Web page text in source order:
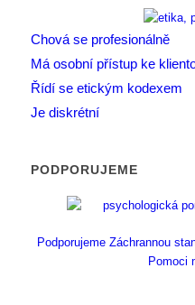
Chová se profesionálně
Má osobní přístup ke
Řídí se etickým kodexem
Je diskrétní
PODPORUJEME
Podporujeme Záchrannou
Pomoci